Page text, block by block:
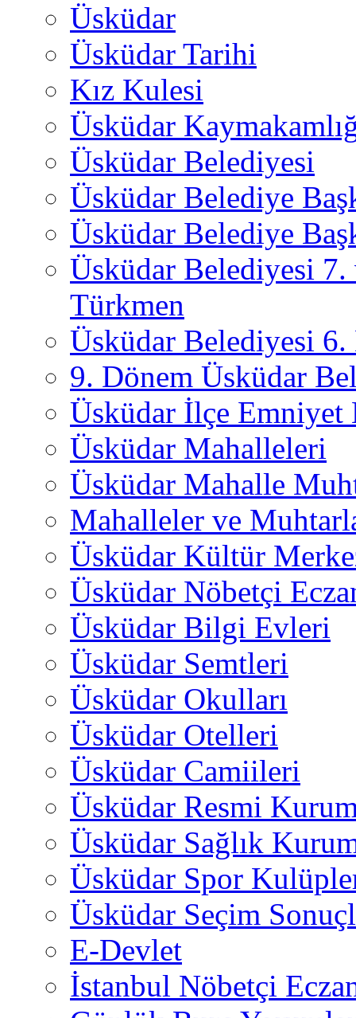
Üsküdar
Üsküdar Tarihi
Kız Kulesi
Üsküdar
Üsküdar Belediyesi
Üsküdar Belediye
Üsküdar Belediye
Üsküdar Belediyesi
Türkmen
Üsküdar Belediyesi 6.
9. Dönem Üsküdar
Üsküdar İlçe
Üsküdar Mahalleleri
Üsküdar Mahalle
Mahalleler ve
Üsküdar Kültür
Üsküdar Nöbetçi
Üsküdar Bilgi Evleri
Üsküdar Semtleri
Üsküdar Okulları
Üsküdar Otelleri
Üsküdar Camiileri
Üsküdar Resmi
Üsküdar Sağlık
Üsküdar Spor
Üsküdar Seçim
E-Devlet
İstanbul Nöbetçi